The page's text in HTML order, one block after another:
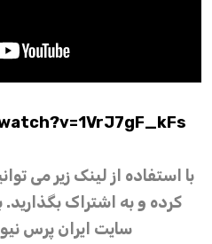
با استفاده از لینک زیر می
کرده و به اشتراک بگذارید.
سایت ایران پرس